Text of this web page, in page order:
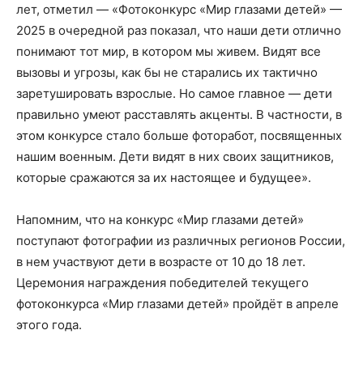
лет, отметил — «Фотоконкурс «Мир глазами детей» —
2025 в очередной раз показал, что наши дети отлично
понимают тот мир, в котором мы живем. Видят все
вызовы и угрозы, как бы не старались их тактично
заретушировать взрослые. Но самое главное — дети
правильно умеют расставлять акценты. В частности, в
этом конкурсе стало больше фоторабот, посвященных
нашим военным. Дети видят в них своих защитников,
которые сражаются за их настоящее и будущее».
Напомним, что на конкурс «Мир глазами детей»
поступают фотографии из различных регионов России,
в нем участвуют дети в возрасте от 10 до 18 лет.
Церемония награждения победителей текущего
фотоконкурса «Мир глазами детей» пройдёт в апреле
этого года.